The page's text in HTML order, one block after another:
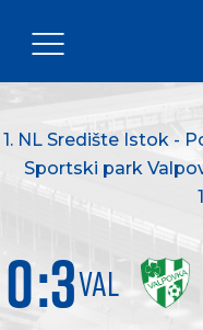
1. NL Središte Istok -
Sportski park
VAL
0:3